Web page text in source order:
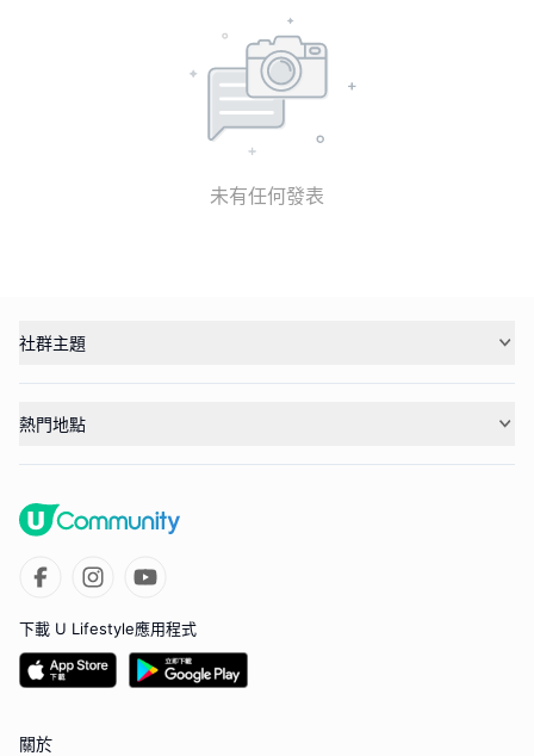
未有任何發表
社群主題
熱門地點
下載 U Lifestyle應用程式
關於